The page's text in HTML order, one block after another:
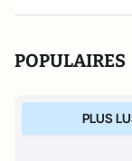
POPULAIRES
PLUS